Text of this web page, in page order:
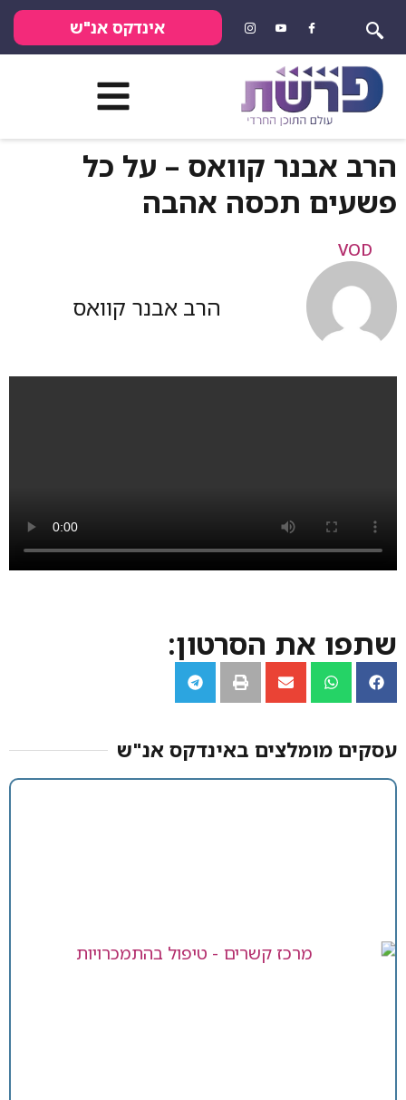
אינדקס אנ"ש
הרב אבנר קוואס – על כל
פשעים תכסה אהבה
VOD
הרב אבנר קוואס
שתפו את הסרטון:
עסקים מומלצים באינדקס אנ"ש​